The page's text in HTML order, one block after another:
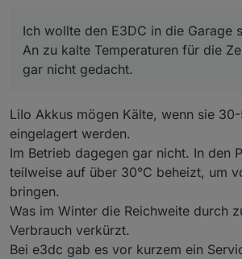
@ujok sagte inTest Adapter
GitHub:
Ich wollte den E3DC in die
An zu kalte Temperaturen für die
nicht gedacht.
Ich wollte den E3DC in die Garage
An zu kalte Temperaturen für die
gar nicht gedacht.
LiIo Akkus mögen Kälte, wenn sie
eingelagert werden.
Im Betrieb dagegen gar nicht. In den
teilweise auf über 30°C beheizt, um
bringen.
Was im Winter die Reichweite durch
Verbrauch verkürzt.
Bei e3dc gab es vor kurzem ein